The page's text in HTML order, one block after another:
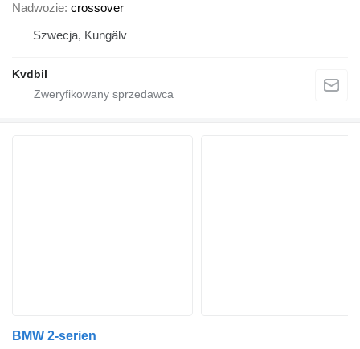
Nadwozie crossover
Szwecja, Kungälv
Kvdbil
BMW 2-serien